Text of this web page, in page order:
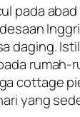
pada abad
daging.
rumah-
cottage
yang